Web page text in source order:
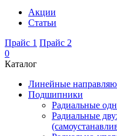
Акции
Статьи
Прайс 1 Прайс 2
0
Каталог
Линейные
Подшипники
Радиальные
Радиальные